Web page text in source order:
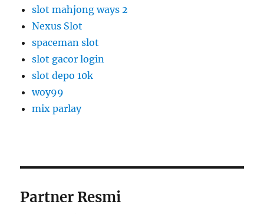
slot mahjong ways 2
Nexus Slot
spaceman slot
slot gacor login
slot depo 10k
woy99
mix parlay
Partner Resmi